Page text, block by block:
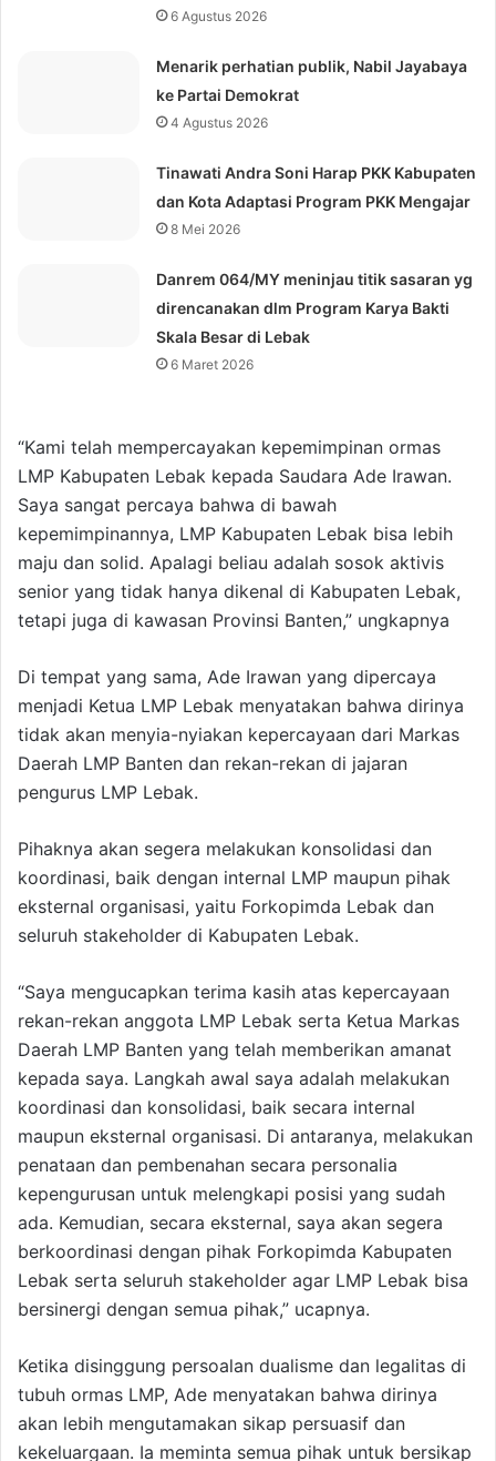
6 Agustus 2026
Menarik perhatian publik, Nabil Jayabaya
ke Partai Demokrat
4 Agustus 2026
Tinawati Andra Soni Harap PKK Kabupaten
dan Kota Adaptasi Program PKK Mengajar
8 Mei 2026
Danrem 064/MY meninjau titik sasaran yg
direncanakan dlm Program Karya Bakti
Skala Besar di Lebak
6 Maret 2026
“Kami telah mempercayakan kepemimpinan ormas
LMP Kabupaten Lebak kepada Saudara Ade Irawan.
Saya sangat percaya bahwa di bawah
kepemimpinannya, LMP Kabupaten Lebak bisa lebih
maju dan solid. Apalagi beliau adalah sosok aktivis
senior yang tidak hanya dikenal di Kabupaten Lebak,
tetapi juga di kawasan Provinsi Banten,” ungkapnya
Di tempat yang sama, Ade Irawan yang dipercaya
menjadi Ketua LMP Lebak menyatakan bahwa dirinya
tidak akan menyia-nyiakan kepercayaan dari Markas
Daerah LMP Banten dan rekan-rekan di jajaran
pengurus LMP Lebak.
Pihaknya akan segera melakukan konsolidasi dan
koordinasi, baik dengan internal LMP maupun pihak
eksternal organisasi, yaitu Forkopimda Lebak dan
seluruh stakeholder di Kabupaten Lebak.
“Saya mengucapkan terima kasih atas kepercayaan
rekan-rekan anggota LMP Lebak serta Ketua Markas
Daerah LMP Banten yang telah memberikan amanat
kepada saya. Langkah awal saya adalah melakukan
koordinasi dan konsolidasi, baik secara internal
maupun eksternal organisasi. Di antaranya, melakukan
penataan dan pembenahan secara personalia
kepengurusan untuk melengkapi posisi yang sudah
ada. Kemudian, secara eksternal, saya akan segera
berkoordinasi dengan pihak Forkopimda Kabupaten
Lebak serta seluruh stakeholder agar LMP Lebak bisa
bersinergi dengan semua pihak,” ucapnya.
Ketika disinggung persoalan dualisme dan legalitas di
tubuh ormas LMP, Ade menyatakan bahwa dirinya
akan lebih mengutamakan sikap persuasif dan
kekeluargaan. Ia meminta semua pihak untuk bersikap